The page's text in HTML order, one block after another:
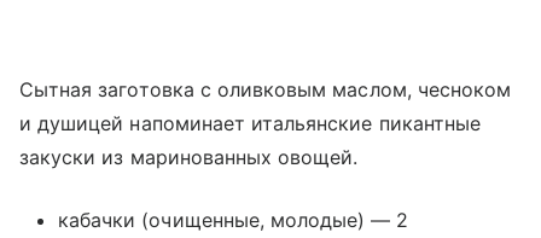
Сытная заготовка с оливковым маслом, чесноком
и душицей напоминает итальянские пикантные
закуски из маринованных овощей.
кабачки (очищенные, молодые) — 2